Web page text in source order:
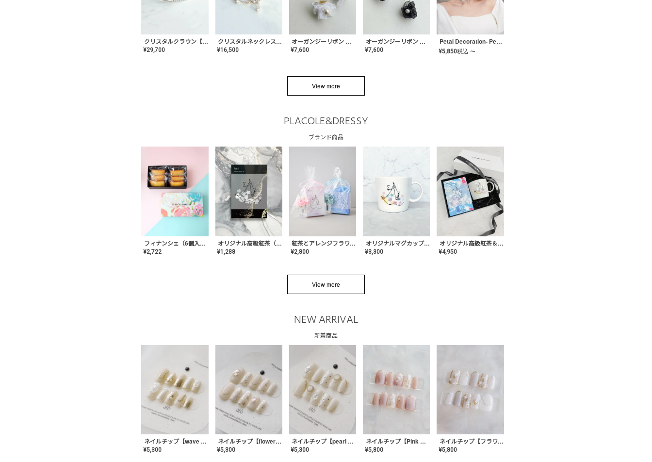
クリスタルクラウン【MA-COHD-01】韓国風クラウン/ウェディングクラウン/ティアラ
¥29,700
クリスタルネックレス-Lace【MA-CONL-02】
¥16,500
オーガンジーリボン バレリーナイヤリング&ピアス【White】〈PV-COER-12〉
¥7,600
オーガンジーリボン バレリーナイヤリング&ピアス【Black】〈PV-COER-11〉
¥7,600
Petal Decoration- Pearl【JA-COER-3】
¥5,850税込 〜
View more
PLACOLE&DRESSY
ブランド商品
フィナンシェ（6個入り）
¥2,722
オリジナル高級紅茶（TIME/タイム）【ギフト/プチギフト/プレゼント/内祝い/結婚式/オリジナル配合/高品質/ハーブティー/茶葉/記念日/お返し/手土産/美容/おしゃれ】
¥1,288
紅茶とアレンジフラワーのセット
¥2,800
オリジナルマグカップ【AT-TW-03】ギフトセット有/プレゼント/内祝い/結婚式/ペア/食器/テーブルウェア/記念日/お返し/特別/高級/おしゃれ
¥3,300
オリジナル高級紅茶＆マグカップ ギフト【AT-GF-02】ギフトセット/プレゼント/内祝い/結婚式/ハーブティー/高品質/マグカップ/食器/記念日/お返し/手土産/美容/おしゃれ
¥4,950
View more
NEW ARRIVAL
新着商品
ネイルチップ【wave mirror】AE-CONA-04
¥5,300
ネイルチップ【flower shell】AE-CONA-03
¥5,300
ネイルチップ【pearl bijou】AE-CONA-02
¥5,300
ネイルチップ【Pink Glow Nail】MK-CONA-04
¥5,800
ネイルチップ【フラワーシフォンネイル】MK-CONA-03
¥5,800